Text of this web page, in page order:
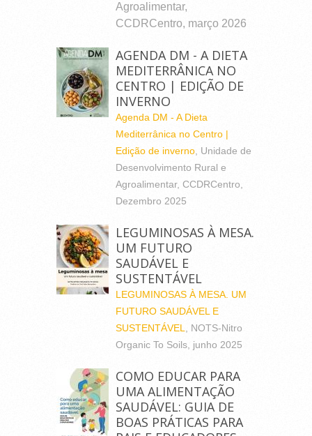
Agroalimentar,
CCDRCentro, março 2026
AGENDA DM - A DIETA
MEDITERRÂNICA NO
CENTRO | EDIÇÃO DE
INVERNO
Agenda DM - A Dieta
Mediterrânica no Centro |
Edição de inverno , Unidade de
Desenvolvimento Rural e
Agroalimentar, CCDRCentro,
Dezembro 2025
LEGUMINOSAS À MESA.
UM FUTURO
SAUDÁVEL E
SUSTENTÁVEL
LEGUMINOSAS À MESA. UM
FUTURO SAUDÁVEL E
SUSTENTÁVEL
, NOTS-Nitro
Organic To Soils, junho 2025
COMO EDUCAR PARA
UMA ALIMENTAÇÃO
SAUDÁVEL: GUIA DE
BOAS PRÁTICAS PARA